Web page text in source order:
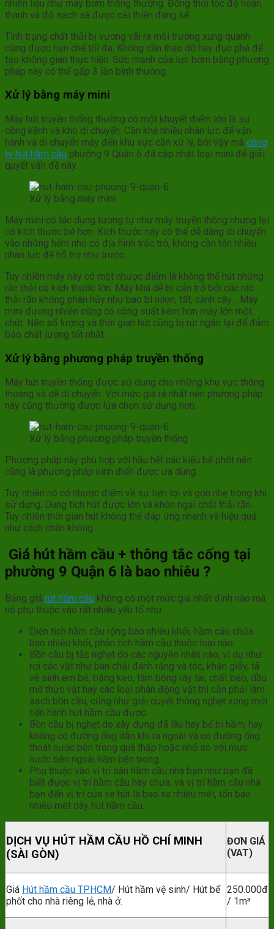
nhiên liệu như máy bơm thông thường. Đồng thời tốc độ hoàn
thành và độ sạch sẽ được cải thiện đáng kể.
Tình trạng chất thải bị vương vãi ra môi trường xung quanh
cũng được hạn chế tối đa. Không cần tháo dỡ hay đục phá để
tạo không gian thực hiện. Sức mạnh của lực bơm bằng phương
pháp này có thể gấp 3 lần bình thường.
Xử lý bằng máy mini
Máy hút truyền thống thường có một khuyết điểm lớn là sự
cồng kềnh và khó di chuyển. Cần khá nhiều nhân lực để vận
hành và di chuyển máy đến khu vực cần xử lý, bởi vậy mà công
ty hút hầm cầu phường 9 Quận 6 đã cập nhật loại mini để giải
quyết vấn đề này.
Xử lý bằng máy mini
Máy mini có tác dụng tương tự như máy truyền thống nhưng lại
có kích thước bé hơn. Kích thước này có thể dễ dàng di chuyển
vào những hẻm nhỏ có địa hình trắc trở, không cần tốn nhiều
nhân lực để hỗ trợ như trước.
Tuy nhiên máy này có một nhược điểm là không thể hút những
rác thải có kích thước lớn. Máy khá dễ bị cản trở bởi các rác
thải rắn không phân hủy như bao bì nilon, tất, cành cây… Máy
mini đương nhiên cũng có công suất kém hơn máy lớn một
chút. Nên số lượng và thời gian hút cũng bị rút ngắn lại để đảm
bảo chất lượng tốt nhất.
Xử lý bằng phương pháp truyền thống
Máy hút truyền thống được sử dụng cho những khu vực thông
thoáng và dễ di chuyển. Với mức giá rẻ nhất nên phương pháp
này cũng thường được lựa chọn sử dụng hơn.
Xử lý bằng phương pháp truyền thống
Phương pháp này phù hợp với hầu hết các kiểu bể phốt nên
cũng là phương pháp kinh điển được ưa dùng.
Tuy nhiên nó có nhược điểm về sự tiện lợi và gọn nhẹ trong khi
sử dụng. Dung tích hút được lớn và khôn ngại chất thải rắn.
Tuy nhiên thời gian hút không thể đáp ứng nhanh và hiệu quả
như cách chân không.
Giá hút hầm cầu + thông tắc cống tại
phường 9 Quận 6 là bao nhiêu ?
Bảng giá rút hầm cầu không có một mức giá nhất định nào mà
nó phụ thuộc vào rất nhiều yếu tố như:
Diện tích hầm cầu rộng bao nhiêu khối, hầm cầu chứa
bao nhiêu khối, phân tích hầm cầu thuộc loại nào.
Bồn cầu bj tắc nghẹt do các nguyên nhân nào, ví dụ như
rơi các vật như bàn chải đánh răng và tóc, khăn giấy, tã
vệ sinh em bé, băng keo, tâm bông ráy tai, chất béo, dầu
mỡ thực vật hay các loại phân động vật thì cần phải làm
sạch bồn cầu, cũng như giải quyết thông nghẹt xong mới
tiến hành hút hầm cầu được.
Bồn cầu bị nghẹt do xây dựng đã lâu hay bể bi hầm, hay
không có đường ống dẫn khí ra ngoài và có đường ống
thoát nước bên trong quá thấp hoặc nhỏ so với mực
nước bên ngoài hầm bên trong.
Phụ thuộc vào vị trí sâu hầm cầu nhà bạn như bạn đã
biết được vị trí hầm cầu hay chưa, và vị trí hầm cầu nhà
bạn đến vị trí của xe hút là bao xa nhiêu mét, tốn bao
nhiêu mét dây hút hầm cầu.
DỊCH VỤ HÚT HẦM CẦU HỒ CHÍ MINH
(SÀI GÒN)
ĐƠN GIÁ
(VAT)
Giá Hút hầm cầu TPHCM/ Hút hầm vệ sinh/ Hút bể
phốt cho nhà riêng lẻ, nhà ở.
250.000đ
/ 1m³